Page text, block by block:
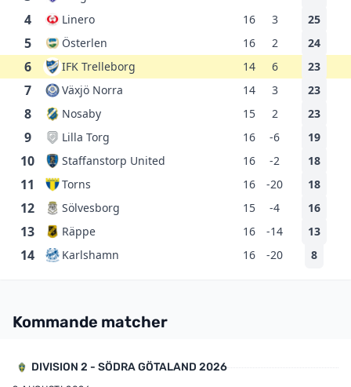
4 Linero 16 3 25
5 Österlen 16 2 24
6 IFK Trelleborg 14 6 23
7 Växjö Norra 14 3 23
8 Nosaby 15 2 23
9 Lilla Torg 16 -6 19
10 Staffanstorp United 16 -2 18
11 Torns 16 -20 18
12 Sölvesborg 15 -4 16
13 Räppe 16 -14 13
14 Karlshamn 16 -20 8
Kommande matcher
DIVISION 2 - SÖDRA GÖTALAND 2026